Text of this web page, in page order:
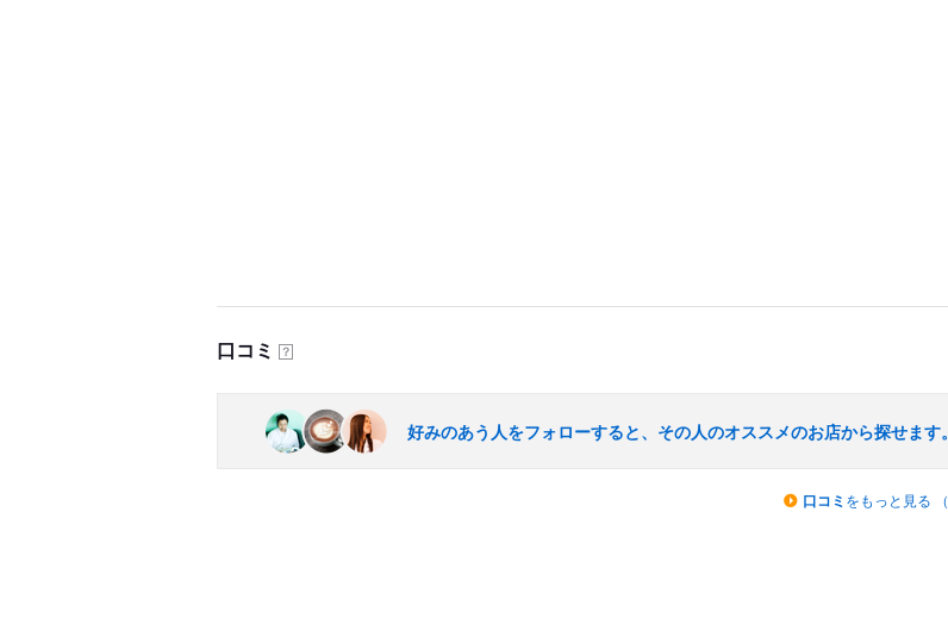
口コミ ？
好みのあう人をフォローすると、その人のオススメのお店から探せます。
口コミ をもっと見る （